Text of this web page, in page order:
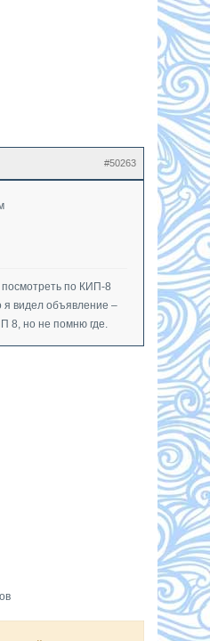
#50263
по КИП-8
я видел объявление –
8, но не помню где.